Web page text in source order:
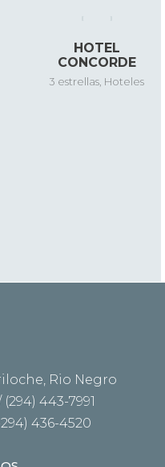
HOTEL
CONCORDE
3 estrellas Hoteles
Rio Negro
443-7991
436-4520